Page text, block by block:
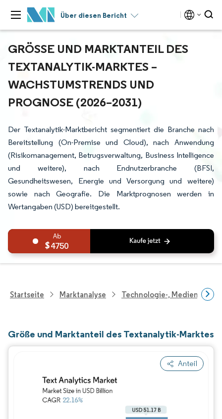
Über diesen Bericht
GRÖSSE UND MARKTANTEIL DES T
EXTANALYTIK-MARKTES – W
ACHSTUMSTRENDS UND P
ROGNOSE (2026–2031)
Der Textanalytik-Marktbericht segmentiert die Branche nach
Bereitstellung (On-Premise und Cloud), nach Anwendung
(Risikomanagement, Betrugsverwaltung, Business Intelligence
und weitere), nach Endnutzerbranche (BFSI,
Gesundheitswesen, Energie und Versorgung und weitere)
sowie nach Geografie. Die Marktprognosen werden in
Wertangaben (USD) bereitgestellt.
4750
Startseite Marktanalyse Technologie-, Medien- Und
Größe und Marktanteil des Textanalytik-Marktes
Anteil